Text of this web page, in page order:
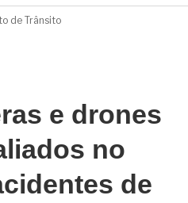
de Trânsito
e drones
no
de